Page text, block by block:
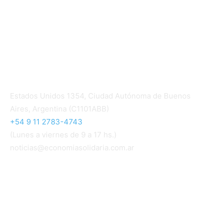
Estados Unidos 1354, Ciudad Autónoma de Buenos
Aires, Argentina (C1101ABB)
+54 9 11 2783-4743
(Lunes a viernes de 9 a 17 hs.)
noticias@economiasolidaria.com.ar